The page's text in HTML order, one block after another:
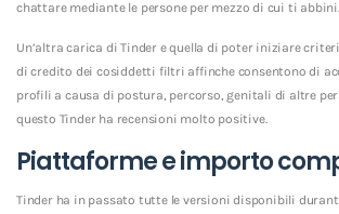
chattare mediante le persone per mezzo di cui ti abbini.
Un’altra carica di Tinder e quella di poter iniziare
di credito dei cosiddetti filtri affinche consentono di
profili a causa di postura, percorso, genitali di altre
questo Tinder ha recensioni molto positive.
Piattaforme e importo
Tinder ha in passato tutte le versioni disponibili